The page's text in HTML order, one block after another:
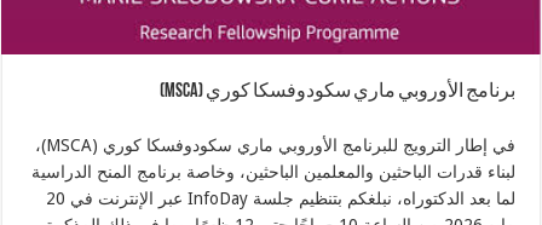
برنامج الأوروبي ماري سكودوفسكا كوري (MSCA)
في إطار الترويج للبرنامج الأوروبي ماري سكودوفسكا كوري (MSCA)،
لبناء قدرات الباحثين والمعلمين الباحثين، وخاصة برنامج المنح الدراسية
لما بعد الدكتوراه، نبلغكم بتنظيم جلسة InfoDay عبر الإنترنت في 20